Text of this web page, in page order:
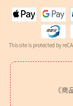
This site is protected by
《商